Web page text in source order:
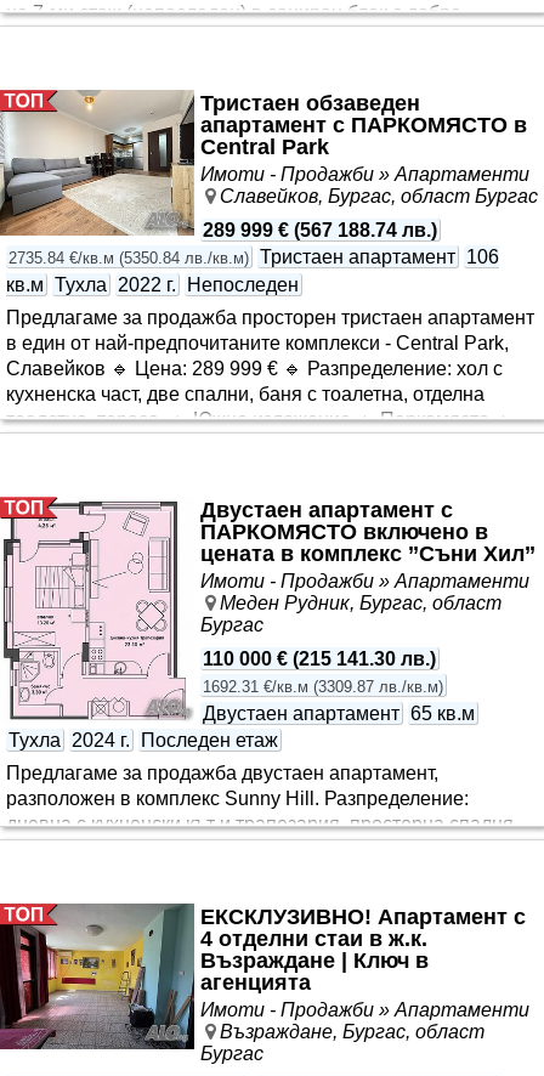
на 7-ми етаж (непоследен) в саниран блок с добре
градски транспорт, магазини, училища, детски градини,
паркове и всички необходими удобства за ежедневието.
Подходящ е както за лично ползване, така и за отдаване
под наем с добра доходност. За повече информация и
организ..
Тристаен обзаведен
апартамент с ПАРКОМЯСТО в
Central Park
Имоти - Продажби » Апартаменти
Славейков, Бургас, област Бургас
289 999 € (567 188.74 лв.)
2735.84 €/кв.м (5350.84 лв./кв.м) Тристаен апартамент 106
кв.м Тухла 2022 г.
Непоследен
Предлагаме за продажба просторен тристаен апартамент
в един от най-предпочитаните комплекси - Central Park,
Славейков 🔹 Цена: 289 999 € 🔹 Разпределение: хол с
кухненска част, две спални, баня с тоалетна, отделна
тоалетна, тераса. 🔹 Южно изложение 🔹 Паркомясто 🔹
разположение са модерен фитнес със СПА зона,
ресторанти, кафетерия, пицария, сладкарница и нощен
бар, както и лаборатория и аптека. В непосредствена
близост се намират търговски център с топ марки, Мол
Галерия и Ритейл Ц..
Двустаен апартамент с
ПАРКОМЯСТО включено в
цената в комплекс ’’Съни Хил’’
Имоти - Продажби » Апартаменти
Меден Рудник, Бургас, област
Бургас
110 000 € (215 141.30 лв.)
1692.31 €/кв.м (3309.87 лв./кв.м)
Двустаен апартамент 65 кв.м
Тухла 2024 г.
Последен етаж
Предлагаме за продажба двустаен апартамент,
разположен в комплекс Sunny Hill. Разпределение:
дневна с кухненски кът и трапезария, просторна спалня,
обзаведено според индивидуалните предпочитания на
новите собственици. 🚗 Към апартамента е включено
паркомясто в затворен паркинг, без допълнително
заплащане. 📐 Площ: 56.75 кв.м. Общи части - 7.81 кв.м.
Предимства на комплекс Sunny Hill: ✅ Контролиран
достъп ✅ Видеонаблюдение и охрана ✅ Озеленени
площи и зони за отдих ✅ Спокойна и поддър..
ЕКСКЛУЗИВНО! Апартамент с
4 отделни стаи в ж.к.
Възраждане | Ключ в
агенцията
Имоти - Продажби » Апартаменти
Възраждане, Бургас, област
Бургас